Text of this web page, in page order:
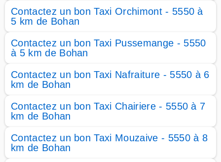
Contactez un bon Taxi Orchimont - 5550 à
5 km de Bohan
Contactez un bon Taxi Pussemange - 5550
à 5 km de Bohan
Contactez un bon Taxi Nafraiture - 5550 à 6
km de Bohan
Contactez un bon Taxi Chairiere - 5550 à 7
km de Bohan
Contactez un bon Taxi Mouzaive - 5550 à 8
km de Bohan